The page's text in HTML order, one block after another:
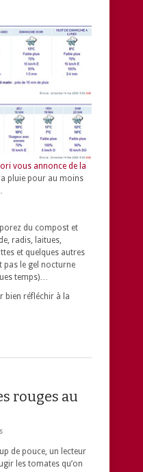
vous annonce de la
pluie pour au moins
du compost et
radis, laitues,
et quelques autres
pas le gel nocturne
temps)…
bien réfléchir à la
rouges au
de pouce, un lecteur
les tomates qu’on